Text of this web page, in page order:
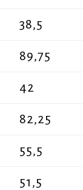
38,5
89,75
42
82,25
55,5
51,5